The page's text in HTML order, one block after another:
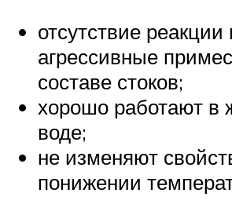
отсутствие реакции
агрессивные
составе стоков;
хорошо работают в
воде;
не изменяют
понижении